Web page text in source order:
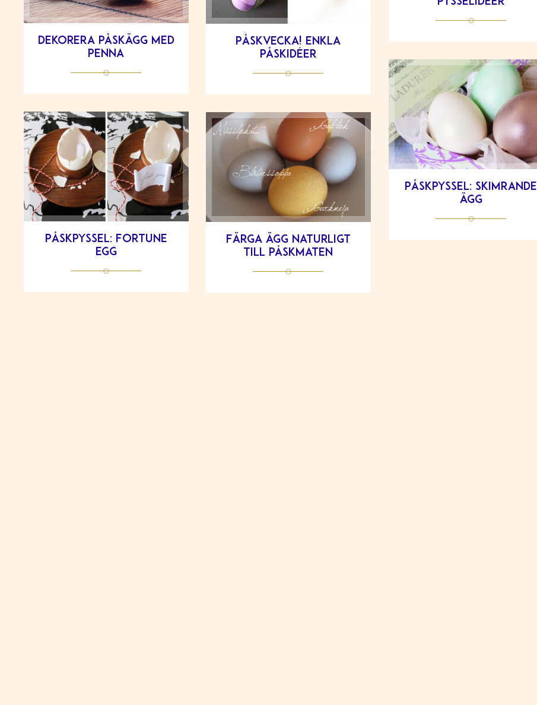
Dekorera påskägg med
penna
Påskvecka! Enkla
påskidéer
Påskpyssel: Skimrande
ägg
Påskpyssel: Fortune
egg
Färga ägg naturligt
till påskmaten